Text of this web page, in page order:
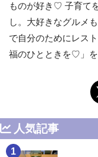
ものが好き♡ 子育て
し。大好きなグルメ
で自分のためにレス
福のひとときを♡」を
人気記事
1